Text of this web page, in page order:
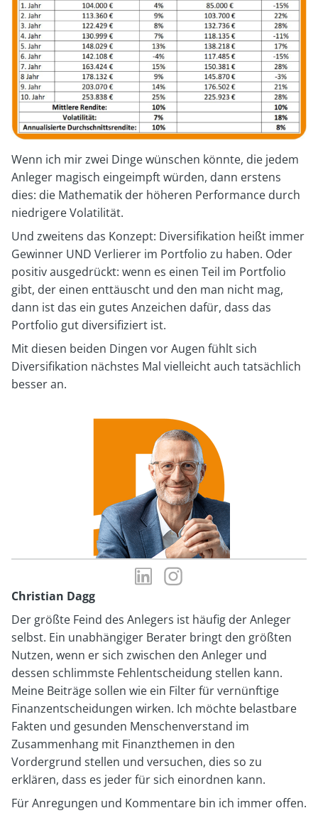
Wenn ich mir zwei Dinge wünschen könnte, die jedem
Anleger magisch eingeimpft würden, dann erstens
dies: die Mathematik der höheren Performance durch
niedrigere Volatilität.
Und zweitens das Konzept: Diversifikation heißt immer
Gewinner UND Verlierer im Portfolio zu haben. Oder
positiv ausgedrückt: wenn es einen Teil im Portfolio
gibt, der einen enttäuscht und den man nicht mag,
dann ist das ein gutes Anzeichen dafür, dass das
Portfolio gut diversifiziert ist.
Mit diesen beiden Dingen vor Augen fühlt sich
Diversifikation nächstes Mal vielleicht auch tatsächlich
besser an.
LinkedIn-
Profil
Christian
Dagg
Christian
Dagg
Christian Dagg
Der größte Feind des Anlegers ist häufig der Anleger
selbst. Ein unabhängiger Berater bringt den größten
Nutzen, wenn er sich zwischen den Anleger und
dessen schlimmste Fehlentscheidung stellen kann.
Meine Beiträge sollen wie ein Filter für vernünftige
Finanzentscheidungen wirken. Ich möchte belastbare
Fakten und gesunden Menschenverstand im
Zusammenhang mit Finanzthemen in den
Vordergrund stellen und versuchen, dies so zu
erklären, dass es jeder für sich einordnen kann.
Für Anregungen und Kommentare bin ich immer offen.